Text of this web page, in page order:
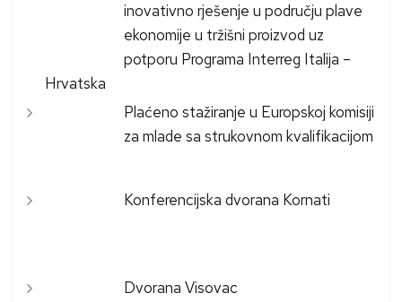
inovativno rješenje u području plave
ekonomije u tržišni proizvod uz
potporu Programa Interreg Italija –
Hrvatska
Plaćeno stažiranje u Europskoj komisiji
za mlade sa strukovnom kvalifikacijom
Konferencijska dvorana Kornati
Dvorana Visovac